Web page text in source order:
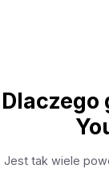
Jest tak wiele